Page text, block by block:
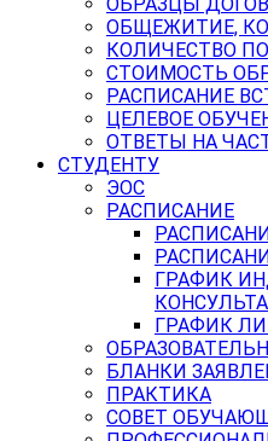
ОБЩЕЖИТИЕ,
КОЛИЧЕСТВО
СТОИМОСТЬ
РАСПИСАНИЕ
ЦЕЛЕВОЕ
ОТВЕТЫ НА
СТУДЕНТУ
ЭОС
РАСПИСАНИЕ
ГРАФИК
ГРАФИК
БЛАНКИ
ПРАКТИКА
СОВЕТ